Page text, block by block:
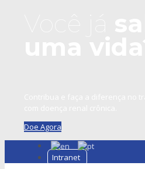
Doe Agora
Intranet